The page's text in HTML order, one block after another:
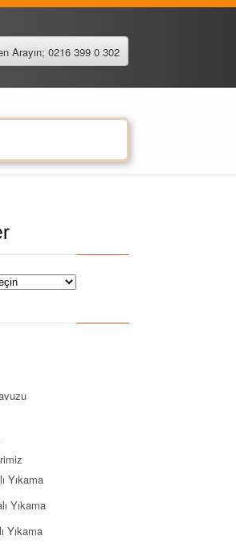
Arayın; 0216 399 0 302
Yıkama
Yıkama
Yıkama